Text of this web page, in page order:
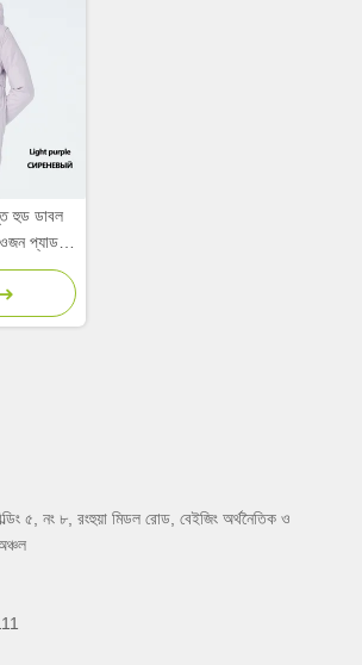
হুড ডাবল
ওজন প্যাড
৫, নং ৮, রংহুয়া মিডল রোড, বেইজিং অর্থনৈতিক ও